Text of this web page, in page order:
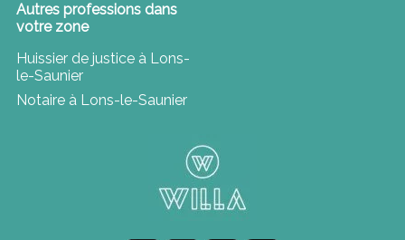
Autres professions dans
votre zone
Huissier de justice à Lons-
le-Saunier
Notaire à Lons-le-Saunier